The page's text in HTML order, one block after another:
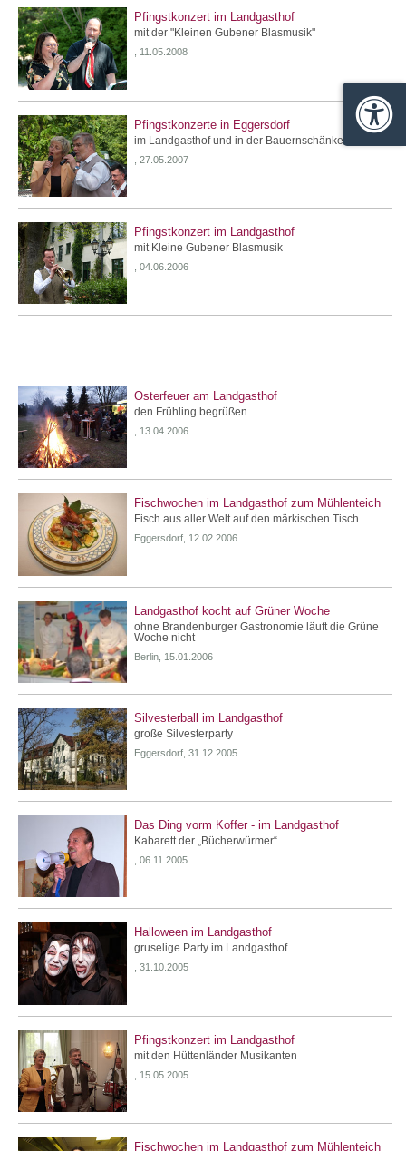
Pfingstkonzert im Landgasthof
mit der "Kleinen Gubener Blasmusik"
, 11.05.2008
Pfingstkonzerte in Eggersdorf
im Landgasthof und in der Bauernschänke
, 27.05.2007
Pfingstkonzert im Landgasthof
mit Kleine Gubener Blasmusik
, 04.06.2006
Osterfeuer am Landgasthof
den Frühling begrüßen
, 13.04.2006
Fischwochen im Landgasthof zum Mühlenteich
Fisch aus aller Welt auf den märkischen Tisch
Eggersdorf, 12.02.2006
Landgasthof kocht auf Grüner Woche
ohne Brandenburger Gastronomie läuft die Grüne
Woche nicht
Berlin, 15.01.2006
Silvesterball im Landgasthof
große Silvesterparty
Eggersdorf, 31.12.2005
Das Ding vorm Koffer - im Landgasthof
Kabarett der „Bücherwürmer“
, 06.11.2005
Halloween im Landgasthof
gruselige Party im Landgasthof
, 31.10.2005
Pfingstkonzert im Landgasthof
mit den Hüttenländer Musikanten
, 15.05.2005
Fischwochen im Landgasthof zum Mühlenteich